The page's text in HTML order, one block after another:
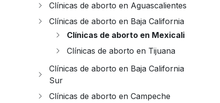
Clínicas de aborto en Aguascalientes
Clínicas de aborto en Baja California
Clínicas de aborto en Mexicali
Clínicas de aborto en Tijuana
Clínicas de aborto en Baja California
Sur
Clínicas de aborto en Campeche